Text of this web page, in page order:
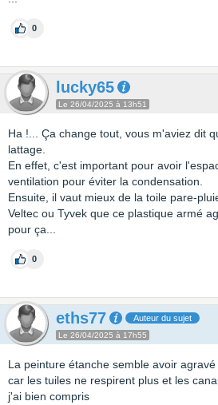
0
lucky65
Le 26/04/2025 à 13h51
Ha !... Ça change tout, vous m'aviez dit
lattage.
En effet, c'est important pour avoir
ventilation pour éviter la condensation.
Ensuite, il vaut mieux de la toile pare-
Veltec ou Tyvek que ce plastique armé
pour ça...
0
eths77 Auteur du sujet
Le 26/04/2025 à 17h55
La peinture étanche semble avoir
car les tuiles ne respirent plus et les
j'ai bien compris